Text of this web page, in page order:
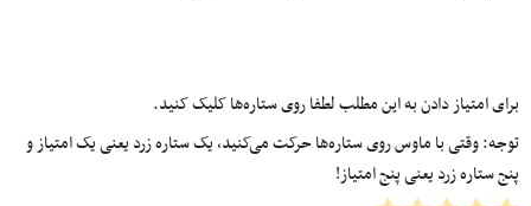
برای امتیاز دادن به این مطلب لطفا روی ستاره‌ها کلیک کنید.
توجه: وقتی با ماوس روی ستاره‌ها حرکت می‌کنید، یک ستاره زرد یعنی یک امتیاز و
پنج ستاره زرد یعنی پنج امتیاز!